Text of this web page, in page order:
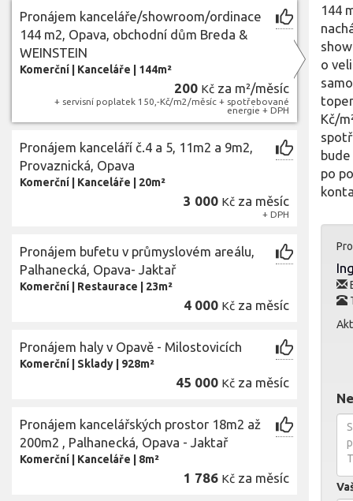
Pronájem kanceláře/showroom/ordinace
144 m2, Opava, obchodní dům Breda &
WEINSTEIN
Komerční Kanceláře 144m²
200 Kč za m²/měsíc
+ servisní poplatek 150,-Kč/m2/měsíc + spotřebované
energie + DPH
Pronájem kanceláří č.4 a 5, 11m2 a 9m2,
Provaznická, Opava
Komerční Kanceláře 20m²
3 000 Kč za měsíc
+ DPH
Pronájem bufetu v průmyslovém areálu,
Palhanecká, Opava- Jaktař
Komerční Restaurace 23m²
4 000 Kč za měsíc
Pronájem haly v Opavě - Milostovicích
Komerční Sklady 928m²
45 000 Kč za měsíc
Pronájem kancelářských prostor 18m2 až
200m2 , Palhanecká, Opava - Jaktař
Komerční Kanceláře 8m²
1 786 Kč za měsíc
144
o
Kč/
po